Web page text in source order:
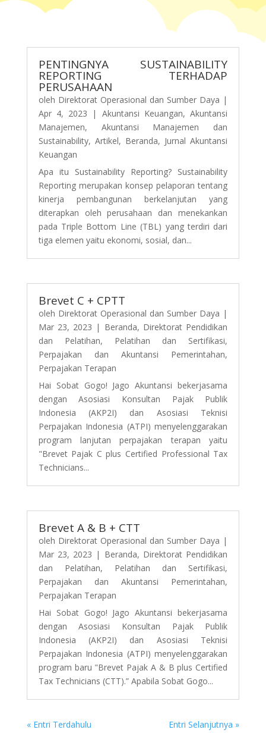
PENTINGNYA SUSTAINABILITY
REPORTING TERHADAP
PERUSAHAAN
oleh Direktorat Operasional dan Sumber Daya |
Apr 4, 2023 | Akuntansi Keuangan,Akuntansi
Manajemen, Akuntansi Manajemen dan
Sustainability, Artikel, Beranda, Jurnal Akuntansi
Keuangan
Apa itu Sustainability Reporting? Sustainability
Reporting merupakan konsep pelaporan tentang
kinerja pembangunan berkelanjutan yang
diterapkan oleh perusahaan dan menekankan
pada Triple Bottom Line (TBL) yang terdiri dari
tiga elemen yaitu ekonomi, sosial, dan...
Brevet C + CPTT
oleh Direktorat Operasional dan Sumber Daya |
Mar 23, 2023 | Beranda, Direktorat Pendidikan
dan Pelatihan, Pelatihan dan Sertifikasi,
Perpajakan dan Akuntansi Pemerintahan,
Perpajakan Terapan
Hai Sobat Gogo! Jago Akuntansi bekerjasama
dengan Asosiasi Konsultan Pajak Publik
Indonesia (AKP2I) dan Asosiasi Teknisi
Perpajakan Indonesia (ATPI) menyelenggarakan
program lanjutan perpajakan terapan yaitu
"Brevet Pajak C plus Certified Professional Tax
Technicians...
Brevet A & B + CTT
oleh Direktorat Operasional dan Sumber Daya |
Mar 23, 2023 | Beranda, Direktorat Pendidikan
dan Pelatihan, Pelatihan dan Sertifikasi,
Perpajakan dan Akuntansi Pemerintahan,
Perpajakan Terapan
Hai Sobat Gogo! Jago Akuntansi bekerjasama
dengan Asosiasi Konsultan Pajak Publik
Indonesia (AKP2I) dan Asosiasi Teknisi
Perpajakan Indonesia (ATPI) menyelenggarakan
program baru "Brevet Pajak A & B plus Certified
Tax Technicians (CTT).” Apabila Sobat Gogo...
« Entri Terdahulu Entri Selanjutnya »